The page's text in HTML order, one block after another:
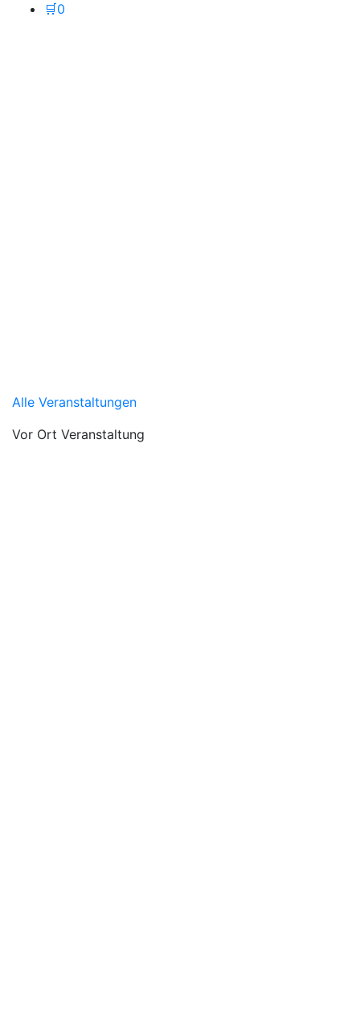
🛒0
Alle Veranstaltungen
Vor Ort Veranstaltung